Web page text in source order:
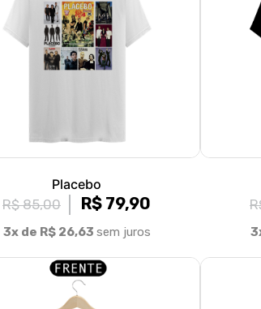
Placebo
R$ 85,00
R$ 79,90
3x de R$ 26,63 sem juros